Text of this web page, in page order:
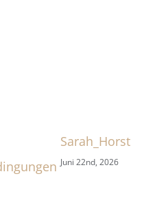
Sarah_Horst
Juni 22nd, 2026